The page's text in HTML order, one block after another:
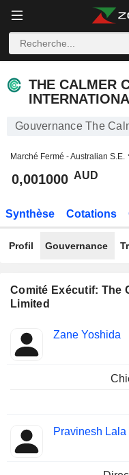
THE CALMER
Gouvernance The
Marché Fermé -Australian S.E.
0,001000 AUD
Synthèse Cotations
Profil Gouvernance
Comité Exécutif: The
Limited
Dirigeant
Fonctions
Zane Yoshida
Pravinesh Lala